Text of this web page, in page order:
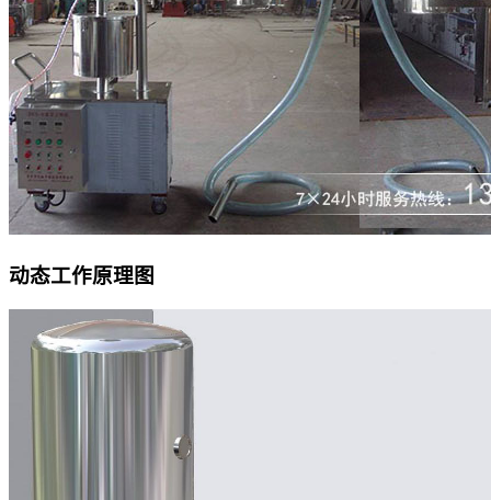
动态工作原理图